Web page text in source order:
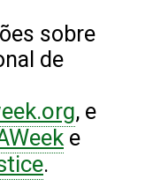
sobre
de
, e
e
.